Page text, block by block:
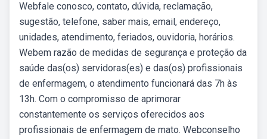
Webfale conosco, contato, dúvida, reclamação,
sugestão, telefone, saber mais, email, endereço,
unidades, atendimento, feriados, ouvidoria, horários.
Webem razão de medidas de segurança e proteção da
saúde das(os) servidoras(es) e das(os) profissionais
de enfermagem, o atendimento funcionará das 7h às
13h. Com o compromisso de aprimorar
constantemente os serviços oferecidos aos
profissionais de enfermagem de mato. Webconselho